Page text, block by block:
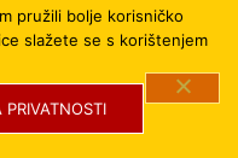
Ne radimo
pružili bolje korisničko
slažete se s korištenjem
PRIVATNOSTI